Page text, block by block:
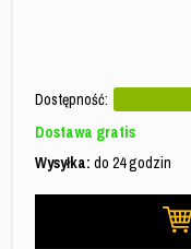
Dostępność:
Dostawa gratis
Wysyłka: do 24 godzin